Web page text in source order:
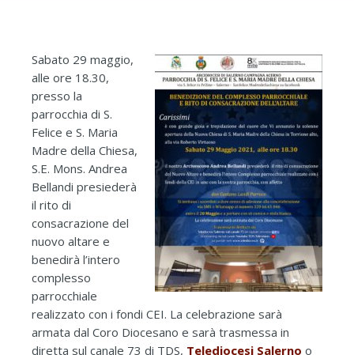
Sabato 29 maggio,
alle ore 18.30,
presso la
parrocchia di S.
Felice e S. Maria
Madre della Chiesa,
S.E. Mons. Andrea
Bellandi presiederà
il rito di
consacrazione del
nuovo altare e
benedirà l’intero
complesso
parrocchiale
realizzato con i fondi CEI. La celebrazione sarà
armata dal Coro Diocesano e sarà trasmessa in
diretta sul canale 73 di TDS, Telediocesi Salerno o